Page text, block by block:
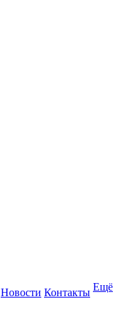
Новости Контакты Ещё